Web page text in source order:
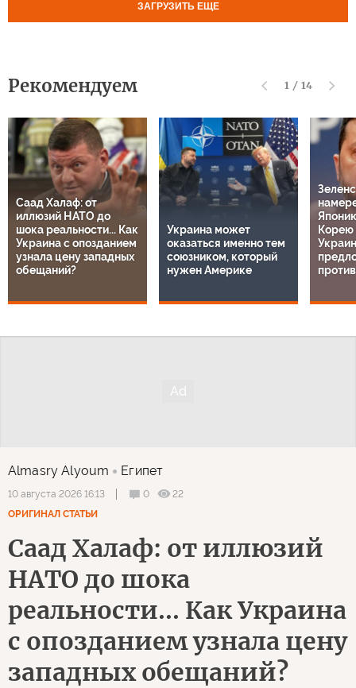
ЗАГРУЗИТЬ ЕЩЕ
Рекомендуем 1 / 14
Саад Халаф: от
иллюзий НАТО до
шока реальности... Как
Украина с опозданием
узнала цену западных
обещаний?
Украина может
оказаться именно тем
союзником, который
нужен Америке
Корею
Almasry Alyoum Египет
10 августа 2026 16:13 0
22
ОРИГИНАЛ СТАТЬИ
Саад Халаф: от иллюзий
НАТО до шока
реальности... Как Украина
с опозданием узнала цену
западных обещаний?